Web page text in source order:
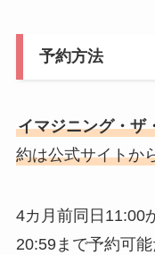
予約方
イマジニング・ザ
約は公式サイトか
4カ月前同日11:00
20:59まで予約可能